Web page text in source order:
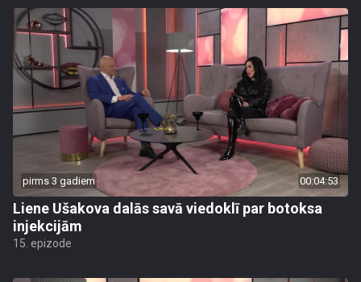
pirms 3 gadiem 00:04:53
Liene Ušakova dalās savā viedoklī par botoksa
injekcijām
15. epizode